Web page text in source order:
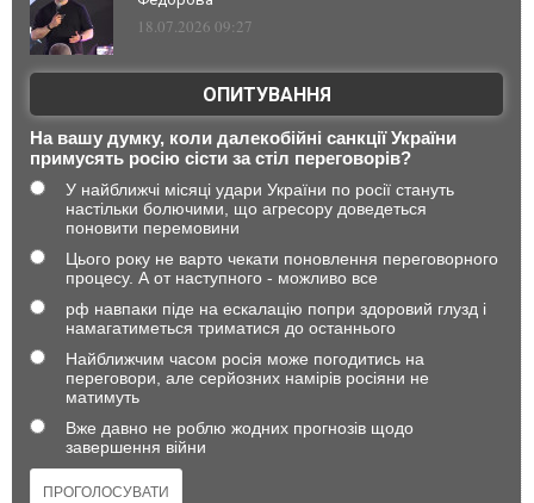
18.07.2026 09:27
ОПИТУВАННЯ
На вашу думку, коли далекобійні санкції України
примусять росію сісти за стіл переговорів?
У найближчі місяці удари України по росії стануть
настільки болючими, що агресору доведеться
поновити перемовини
Цього року не варто чекати поновлення переговорного
процесу. А от наступного - можливо все
рф навпаки піде на ескалацію попри здоровий глузд і
намагатиметься триматися до останнього
Найближчим часом росія може погодитись на
переговори, але серйозних намірів росіяни не
матимуть
Вже давно не роблю жодних прогнозів щодо
завершення війни